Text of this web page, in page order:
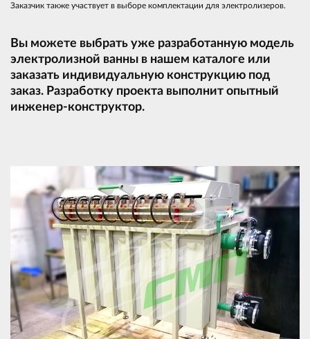
Заказчик также участвует в выборе комплектации для электролизеров.
Вы можете выбрать уже разработанную модель
электролизной ванны в нашем каталоге или
заказать индивидуальную конструкцию под
заказ. Разработку проекта выполнит опытный
инженер-конструктор.